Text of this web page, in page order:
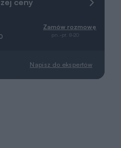
ceny
Zamów rozmowę
pn.-pt. 8-20
Napisz do ekspertów